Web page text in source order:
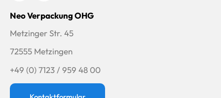
Neo Verpackung OHG
Metzinger Str. 45
72555 Metzingen
+49 (0) 7123 / 959 48 00